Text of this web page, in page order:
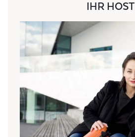
IHR HOST